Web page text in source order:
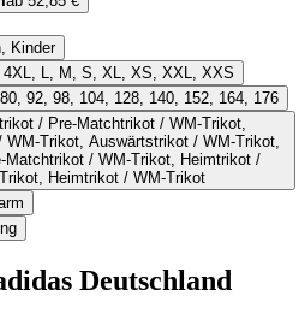
Kinder
L, M, S, XL, XS, XXL, XXS
92, 98, 104, 128, 140, 152, 164, 176
Trikot, Auswärtstrikot / WM-Trikot,
Matchtrikot / WM-Trikot, Heimtrikot /
Heimtrikot / WM-Trikot
Deutschland